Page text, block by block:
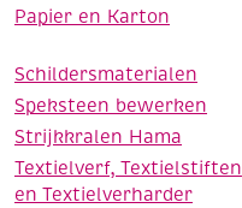
Papier en Karton
Schildersmaterialen
Speksteen bewerken
Strijkkralen Hama
Textielverf, Textielstiften
en Textielverharder